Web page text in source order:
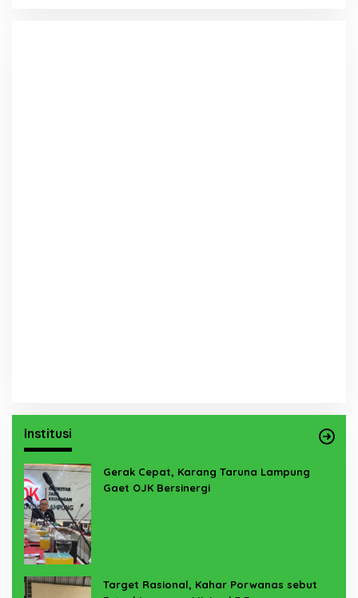
Institusi
Gerak Cepat, Karang Taruna Lampung
Gaet OJK Bersinergi
Target Rasional, Kahar Porwanas sebut